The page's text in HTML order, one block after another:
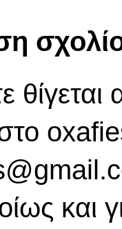
και